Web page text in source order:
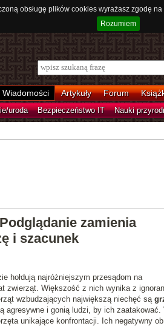
obsługę plików cookies wyrażasz
Rozumiem
Wiadomości Artykuły Forum
uroda Bezpieczeństwo IT Nauki
zamienia
i szacunek
hołdują najróżniejszym przesądom na
zwierząt. Większość z nich wynika z
wzbudzających największą niechęć są
agresywne i gonią ludzi, by ich
unikające konfrontacji. Ich negatywny